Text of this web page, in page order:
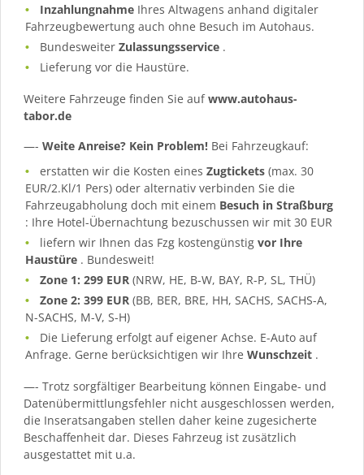
Inzahlungnahme Ihres Altwagens anhand digitaler
Fahrzeugbewertung auch ohne Besuch im Autohaus.
BundesweiterZulassungsservice .
Lieferung vor die Haustüre.
Weitere Fahrzeuge finden Sie aufwww.autohaus-
tabor.de
—- Weite Anreise? Kein Problem! Bei Fahrzeugkauf:
erstatten wir die Kosten einesZugtickets(max. 30
EUR/2.Kl/1 Pers) oder alternativ verbinden Sie die
Fahrzeugabholung doch mit einem Besuch in Straßburg
: Ihre Hotel-Übernachtung bezuschussen wir mit 30 EUR
liefern wir Ihnen das Fzg kostengünstigvor Ihre
Haustüre . Bundesweit!
Zone 1: 299 EUR (NRW, HE, B-W, BAY, R-P, SL, THÜ)
Zone 2: 399 EUR (BB, BER, BRE, HH, SACHS, SACHS-A,
N-SACHS, M-V, S-H)
Die Lieferung erfolgt auf eigener Achse. E-Auto auf
Anfrage. Gerne berücksichtigen wir Ihre Wunschzeit .
—- Trotz sorgfältiger Bearbeitung können Eingabe- und
Datenübermittlungsfehler nicht ausgeschlossen werden,
die Inseratsangaben stellen daher keine zugesicherte
Beschaffenheit dar. Dieses Fahrzeug ist zusätzlich
ausgestattet mit u.a.